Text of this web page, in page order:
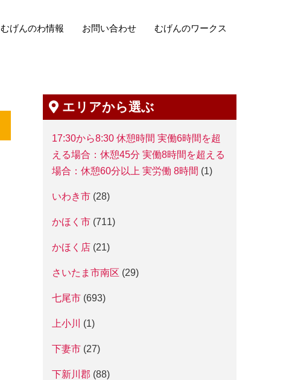
むげんのわ情報 お問い合わせ むげんのワークス
エリアから選ぶ
17:30から8:30 休憩時間 実働6時間を超
える場合：休憩45分 実働8時間を超える
場合：休憩60分以上 実労働 8時間 (1)
いわき市(28)
かほく市(711)
かほく店(21)
さいたま市南区 (29)
七尾市(693)
上小川 (1)
下妻市(27)
下新川郡 (88)